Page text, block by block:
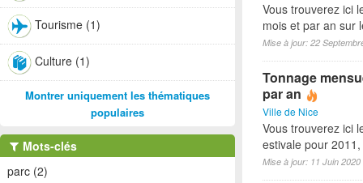
Vous trouverez ici
mois et par an sur
Mise à jour: 22
Tonnage
par an
Ville de Nice
Vous trouverez ici
estivale pour
Mise à jour: 11 Juin 2020
Tourisme (1)
Culture (1)
Montrer uniquement les thématiques
populaires
Mots-clés
parc (2)